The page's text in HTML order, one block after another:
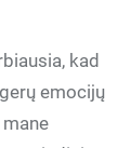
kad
emocijų